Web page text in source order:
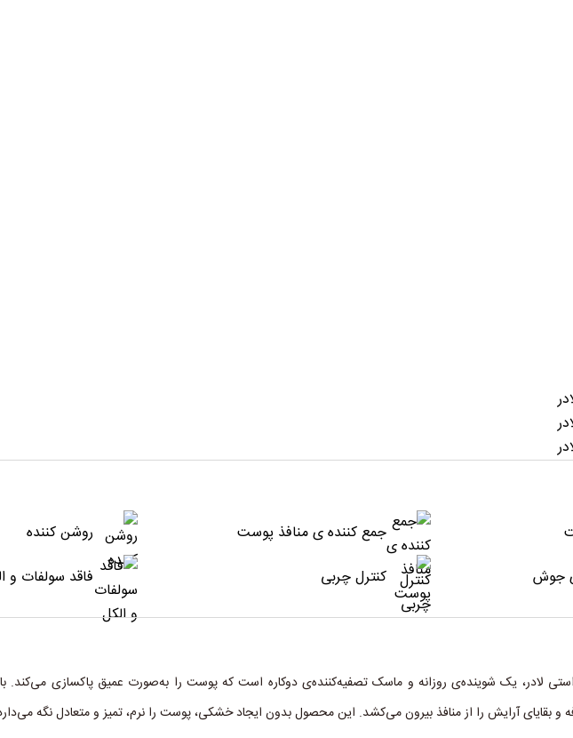
جمع کننده ی منافذ پوست
روشن کننده
جوش
کنترل چربی فاقد سولفات و
لادر، یک شوینده‌ی روزانه و ماسک تصفیه‌کننده‌ی دوکاره است که پوست را به‌صورت عمیق پاکسازی
و بقایای آرایش را از منافذ بیرون می‌کشد. این محصول بدون ایجاد خشکی، پوست را نرم، تمیز و متعادل نگه